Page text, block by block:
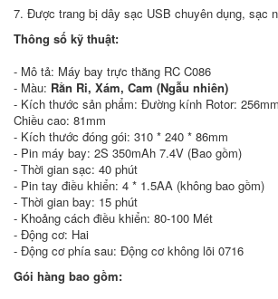
7. Được trang bị dây sạc USB chuyên dụng, sạc
Thông số kỹ thuật:
- Mô tả: Máy bay trực thăng RC C086
- Màu: Rằn Ri, Xám, Cam (Ngẫu nhiên)
- Kích thước sản phẩm: Đường kính Rotor:
Chiều cao: 81mm
- Kích thước đóng gói: 310 * 240 * 86mm
- Pin máy bay: 2S 350mAh 7.4V (Bao gồm)
- Thời gian sạc: 40 phút
- Pin tay điều khiển: 4 * 1.5AA (không bao gồm)
- Thời gian bay: 15 phút
- Khoảng cách điều khiển: 80-100 Mét
- Động cơ: Hai
- Động cơ phía sau: Động cơ không lõi 0716
Gói hàng bao gồm: